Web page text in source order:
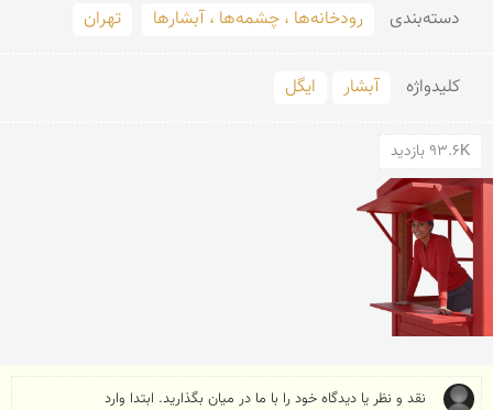
دسته‌بندی رودخانه‌ها ، چشمه‌ها ، آبشارها تهران
کلید‌واژه آبشار ایگل
93.6K بازدید